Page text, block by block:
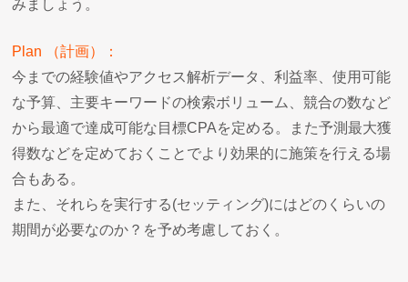
みましょう。
Plan （計画）：
今までの経験値やアクセス解析データ、利益率、使用可能
な予算、主要キーワードの検索ボリューム、競合の数など
から最適で達成可能な目標CPAを定める。また予測最大獲
得数などを定めておくことでより効果的に施策を行える場
合もある。
また、それらを実行する(セッティング)にはどのくらいの
期間が必要なのか？を予め考慮しておく。